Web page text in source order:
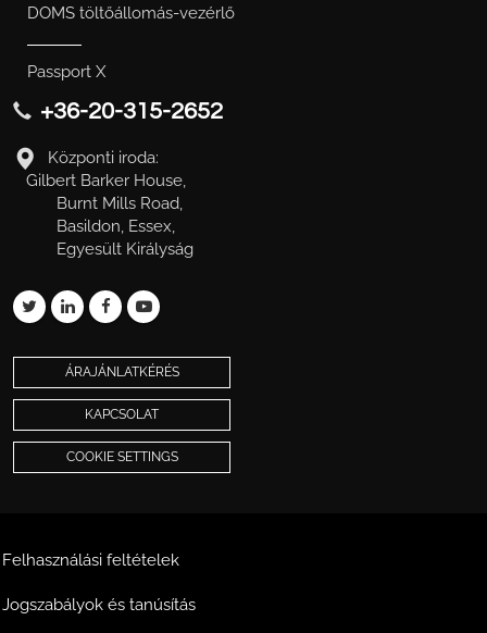
DOMS töltőállomás-vezérlő
Passport X
+36-20-315-2652
Központi iroda:
Gilbert Barker House,
Burnt Mills Road,
Basildon, Essex,
Egyesült Királyság
ÁRAJÁNLATKÉRÉS
KAPCSOLAT
COOKIE SETTINGS
Felhasználási feltételek
Jogszabályok és tanúsítás